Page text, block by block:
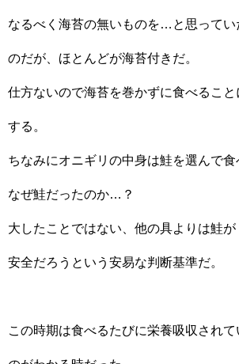
なるべく海苔の無いものを…と思ってい
のだが、ほとんどが海苔付きだ。
仕方ないので海苔を巻かずに食べること
する。
ちなみにオニギリの中身は鮭を選んで食
なぜ鮭だったのか…？
大したことではない、他の具よりは鮭が
安全だろうという安易な判断基準だ。
この時期は食べるたびに栄養吸収されて